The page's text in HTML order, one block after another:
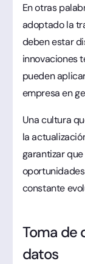
En otras
adoptado la
deben estar
innovaciones
pueden
empresa en
Una cultura
la
garantizar
constante
Toma de
datos